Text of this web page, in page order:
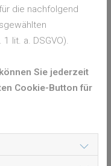
reizen.
Energie, um das
zwei Abende mit
drei Tagen nicht
sollten Sie
die nachfolgend
lit. a. DSGVO).
Sie jederzeit
Cookie-Button für